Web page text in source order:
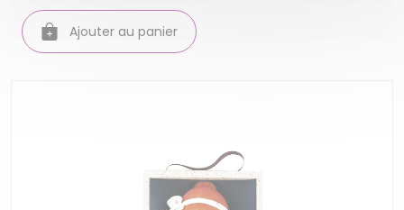
Ajouter au panier